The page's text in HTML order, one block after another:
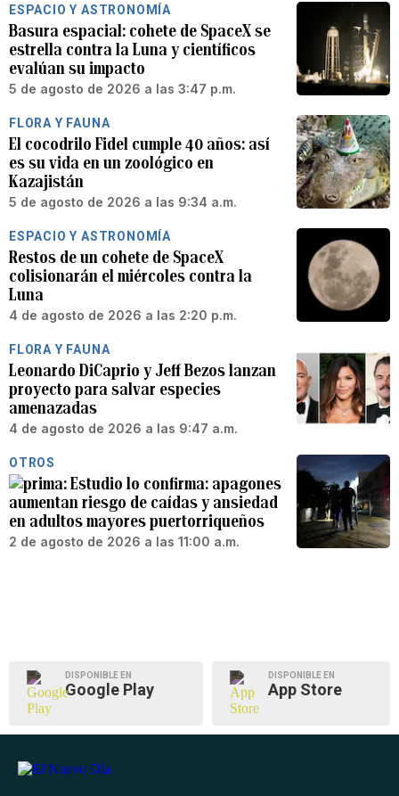
ESPACIO Y ASTRONOMÍA
Basura espacial: cohete de SpaceX se
estrella contra la Luna y científicos
evalúan su impacto
5 de agosto de 2026 a las 3:47 p.m.
FLORA Y FAUNA
El cocodrilo Fidel cumple 40 años: así
es su vida en un zoológico en
Kazajistán
5 de agosto de 2026 a las 9:34 a.m.
ESPACIO Y ASTRONOMÍA
Restos de un cohete de SpaceX
colisionarán el miércoles contra la
Luna
4 de agosto de 2026 a las 2:20 p.m.
FLORA Y FAUNA
Leonardo DiCaprio y Jeff Bezos lanzan
proyecto para salvar especies
amenazadas
4 de agosto de 2026 a las 9:47 a.m.
OTROS
Estudio lo confirma: apagones
aumentan riesgo de caídas y ansiedad
en adultos mayores puertorriqueños
2 de agosto de 2026 a las 11:00 a.m.
DISPONIBLE EN
Google Play
DISPONIBLE EN
App Store